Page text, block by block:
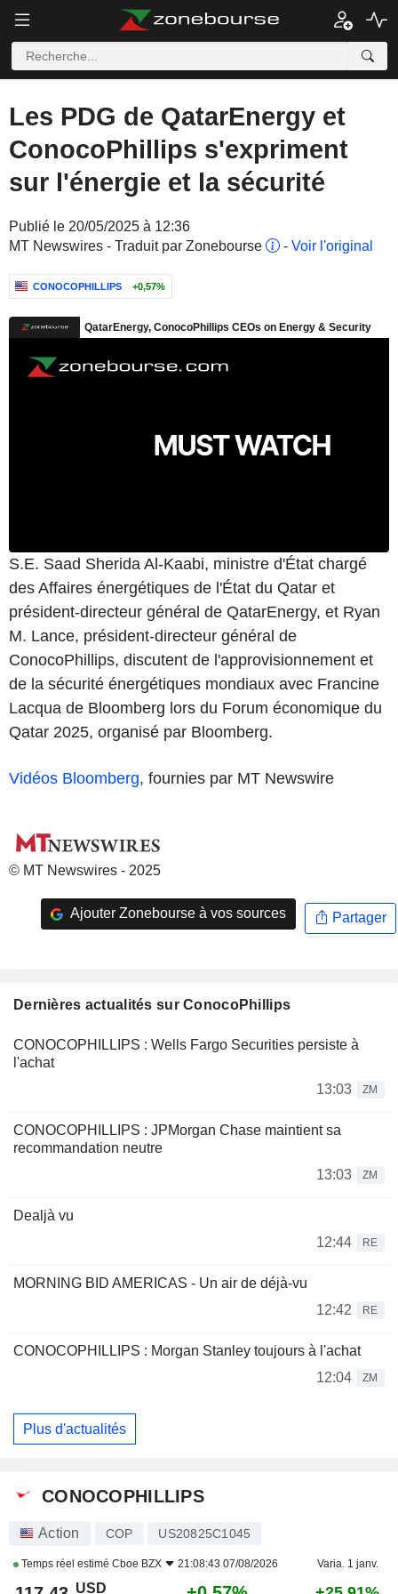
Les PDG de QatarEnergy et
ConocoPhillips s'expriment
sur l'énergie et la sécurité
Publié le 20/05/2025 à 12:36
MT Newswires - Traduit par Zonebourse
- Voir l'original
CONOCOPHILLIPS +0,57%
S.E. Saad Sherida Al-Kaabi, ministre d'État chargé
des Affaires énergétiques de l'État du Qatar et
président-directeur général de QatarEnergy, et Ryan
M. Lance, président-directeur général de
ConocoPhillips, discutent de l'approvisionnement et
de la sécurité énergétiques mondiaux avec Francine
Lacqua de Bloomberg lors du Forum économique du
Qatar 2025, organisé par Bloomberg.
Vidéos Bloomberg, fournies par MT Newswire
© MT Newswires - 2025
Ajouter Zonebourse à vos sources Partager
Dernières actualités sur ConocoPhillips
CONOCOPHILLIPS : Wells Fargo Securities persiste à
l'achat
13:03
ZM
CONOCOPHILLIPS : JPMorgan Chase maintient sa
recommandation neutre
13:03
ZM
Dealjà vu
12:44
RE
MORNING BID AMERICAS - Un air de déjà-vu
12:42
RE
CONOCOPHILLIPS : Morgan Stanley toujours à l'achat
12:04
ZM
Plus d'actualités
CONOCOPHILLIPS
Action COP US20825C1045
Temps réel estimé Cboe BZX 21:08:43 07/08/2026 Varia. 1 janv.
USD